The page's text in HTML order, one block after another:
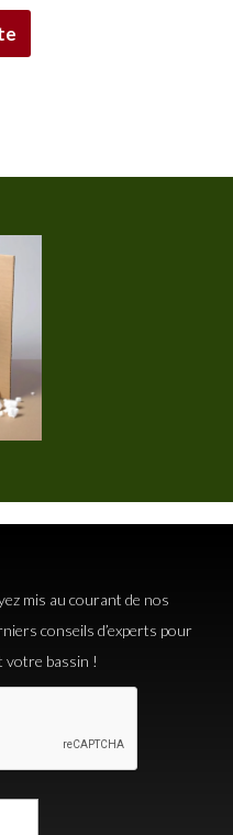
mis au courant de nos
conseils d’experts pour
votre bassin !